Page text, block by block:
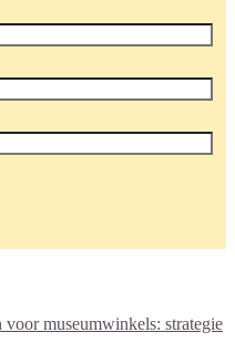
museumwinkels: strategie